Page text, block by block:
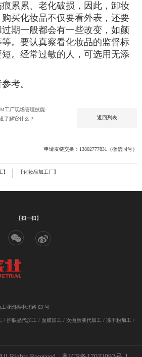
累累、老化破损，因此，卸妆
买化妆品不仅要看外表，还要
期一般都会有一些改变，如颜
。要认真察看化妆品的监督标
。经常过敏的人，可选用无添
考。
返回列表
工厂现场管理技能
了解它什么？
申请友链交换：13802777831（微信同号）
】 【化妆品加工厂】
【扫一扫】
业园振中北路 63 号
/ 护肤品代加工 / 面膜加工 / 次抛原液代加工 / 冻干粉加工 /